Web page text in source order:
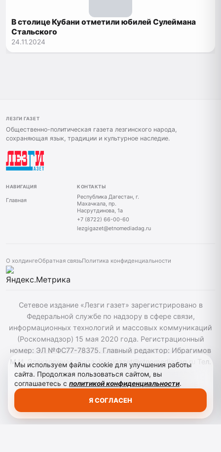
В столице Кубани отметили юбилей Сулеймана
Стальского
24.11.2024
ЛЕЗГИ ГАЗЕТ
Общественно-политическая газета лезгинского народа,
сохраняющая язык, традиции и культурное наследие.
НАВИГАЦИЯ
Главная
КОНТАКТЫ
Республика Дагестан, г.
Махачкала, пр.
Насрутдинова, 1а
+7 (8722) 66-00-60
lezgigazet@etnomediadag.ru
О холдингеОбратная связьПолитика конфиденциальности
Сетевое издание «Лезги газет» зарегистрировано в
Федеральной службе по надзору в сфере связи,
информационных технологий и массовых коммуникаций
(Роскомнадзор) 15 мая 2020 года. Регистрационный
номер: ЭЛ №ФС77-78375. Главный редактор: Ибрагимов
М.И. Электронная почта: lezgigazet@etnomediadag.ru Тел.
гл. редактора: +7 (8722) 66-00-60 Учредитель:
ГОСУДАРСТВЕННОЕ БЮДЖЕТНОЕ УЧРЕЖДЕНИЕ
Мы используем файлы cookie для улучшения работы
сайта. Продолжая пользоваться сайтом, вы
соглашаетесь с политикой конфиденциальности.
Я СОГЛАСЕН